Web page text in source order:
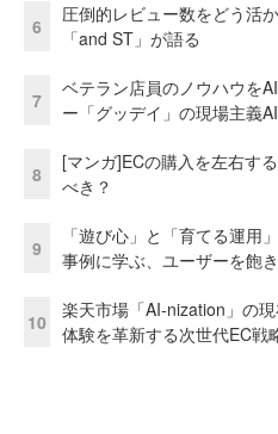
6
圧倒的レビュー数をどう活
「and ST」が語る
7
ベテラン店員のノウハウを
ー「グッデイ」の現場主義
8
[マンガ]ECの購入を左右す
べき？
9
「遊び心」と「育てる運用
事例に学ぶ、ユーザーを飽
10
楽天市場「AI-nization」の
体験を革新する次世代EC戦